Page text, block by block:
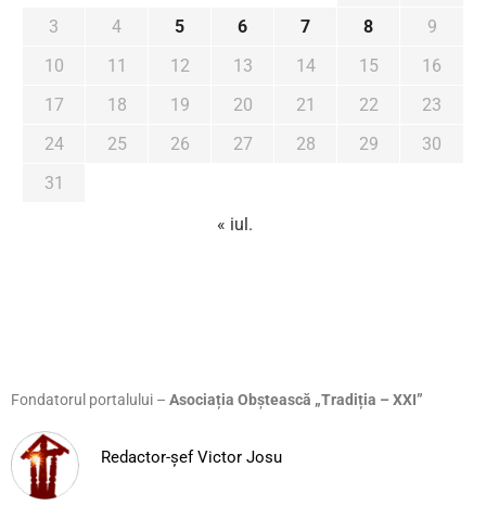
3
4 5 6 7 8
9
10
11 12 13 14 15
16
17
18 19 20 21 22
23
24
25 26 27 28 29
30
31
« iul.
Fondatorul portalului – Asociația Obștească „Tradiția – XXI”
Redactor-șef Victor Josu